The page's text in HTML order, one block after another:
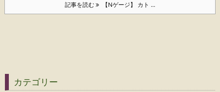
記事を読む 【Nゲージ】 カト ...
カテゴリー